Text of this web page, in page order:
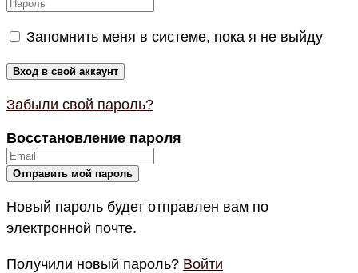
Запомнить меня в системе, пока я не выйду
Забыли свой пароль?
Восстановление пароля
Новый пароль будет отправлен вам по
электронной почте.
Получили новый пароль? Войти